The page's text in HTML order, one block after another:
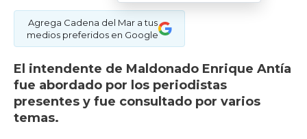
Agrega Cadena del Mar a tus
medios preferidos en Google
El intendente de Maldonado Enrique Antía
fue abordado por los periodistas
presentes y fue consultado por varios
temas.